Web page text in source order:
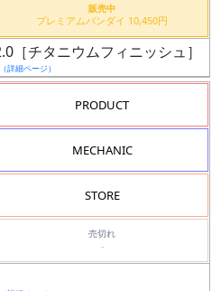
販売中
プレミアムバンダイ 10,450円
［チタニウムフィニッシュ］
（詳細ページ）
PRODUCT
MECHANIC
STORE
売切れ
-